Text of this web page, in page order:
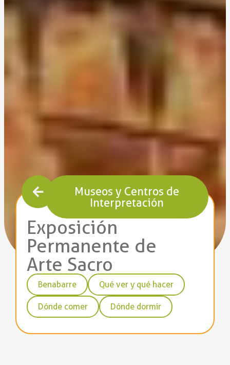
Exposición
Permanente de
Arte Sacro
Benabarre Qué ver y qué hacer
Dónde comer Dónde dormir
Museos y Centros de
Interpretación